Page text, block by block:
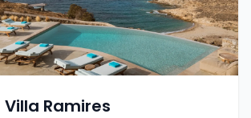
Villa Ramires